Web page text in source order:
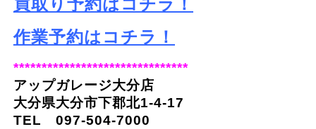
作業予約はコチラ！
*******************************
アップガレージ大分店
大分県大分市下郡北1-4-17
TEL 097-504-7000